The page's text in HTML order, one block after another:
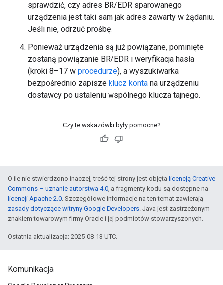
sprawdzić, czy adres BR/EDR sparowanego
urządzenia jest taki sam jak adres zawarty w żądaniu.
Jeśli nie, odrzuć prośbę.
Ponieważ urządzenia są już powiązane, pominięte
zostaną powiązanie BR/EDR i weryfikacja hasła
(kroki 8–17 w procedurze), a wyszukiwarka
bezpośrednio zapisze klucz konta na urządzeniu
dostawcy po ustaleniu wspólnego klucza tajnego.
Czy te wskazówki były pomocne?
O ile nie stwierdzono inaczej, treść tej strony jest objęta licencją Creative
Commons – uznanie autorstwa 4.0, a fragmenty kodu są dostępne na
licencji Apache 2.0. Szczegółowe informacje na ten temat zawierają
zasady dotyczące witryny Google Developers. Java jest zastrzeżonym
znakiem towarowym firmy Oracle i jej podmiotów stowarzyszonych.
Ostatnia aktualizacja: 2025-08-13 UTC.
Komunikacja